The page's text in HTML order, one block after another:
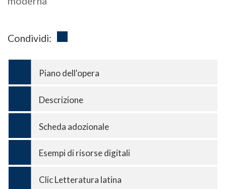
Condividi:
Piano dell'opera
Descrizione
Scheda adozionale
Esempi di risorse digitali
Clic Letteratura latina